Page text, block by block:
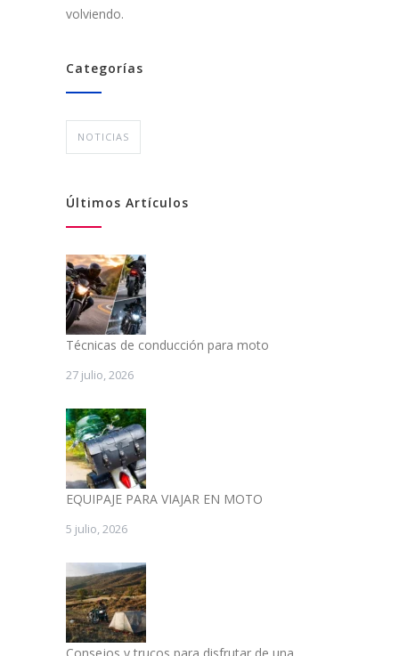
volviendo.
Categorías
NOTICIAS
Últimos Artículos
Técnicas de conducción para moto
27 julio, 2026
EQUIPAJE PARA VIAJAR EN MOTO
5 julio, 2026